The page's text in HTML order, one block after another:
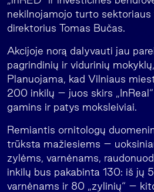
nekilnojamojo turto sektoriaus
direktorius Tomas Bučas.
Akcijoje norą dalyvauti jau
pagrindinių ir vidurinių
Planuojama, kad Vilniaus
200 inkilų – juos skirs
gamins ir patys moksleiviai.
Remiantis ornitologų
trūksta mažiesiems –
zylėms, varnėnams,
inkilų bus pakabinta 130: iš jų
varnėnams ir 80 „zylinių“ –